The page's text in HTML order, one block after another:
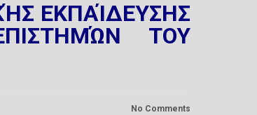
ΕΚΠΑΊΔΕΥΣΗΣ
ΤΟΥ
No Comments